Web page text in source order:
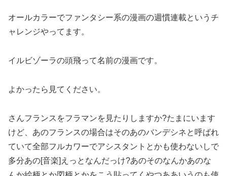
オールカラーでファンタシー系の漫画の週慣連載というチ
ャレンジやってます。
イルビゾーラの頭飛って名前の漫画です。
よかったら見てください。
さんフランスをフラマンを見たりしますか?たまにいます
けど、あのフランスの場合はそのあのバンデシネと呼ばれ
ていて全部フルカワーでアシスタントとかも使わないしで
多分あの[音楽]えっとなんだっけ?あのそのなんかあのな